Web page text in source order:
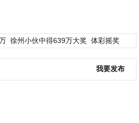
徐州小伙中得639万大奖 体彩摇奖
我要发布